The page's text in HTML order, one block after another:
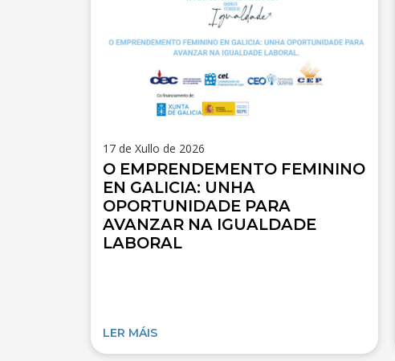
17 de Xullo de 2026
O EMPRENDEMENTO FEMININO
EN GALICIA: UNHA
OPORTUNIDADE PARA
AVANZAR NA IGUALDADE
LABORAL
LER MÁIS